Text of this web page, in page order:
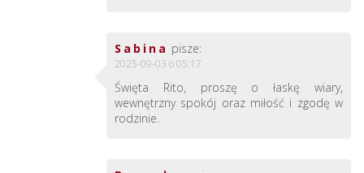
Sabina pisze:
2025-09-03 o 05:17
Święta Rito, proszę o łaskę wiary,
wewnętrzny spokój oraz miłość i zgodę w
rodzinie.